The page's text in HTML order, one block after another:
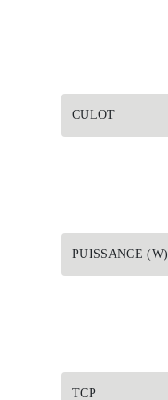
CULOT
PUISSANCE (W)
TCP